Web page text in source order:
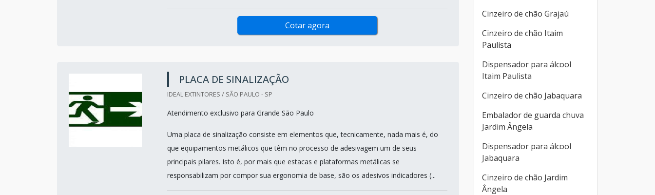
Cotar agora
PLACA DE SINALIZAÇÃO
IDEAL EXTINTORES / SÃO PAULO - SP
Atendimento exclusivo para Grande São Paulo
Uma placa de sinalização consiste em elementos que, tecnicamente, nada mais é, do
que equipamentos metálicos que têm no processo de adesivagem um de seus
principais pilares. Isto é, por mais que estacas e plataformas metálicas se
responsabilizam por compor sua ergonomia de base, são os adesivos indicadores (...
Cinzeiro de chão Grajaú
Cinzeiro de chão Itaim
Paulista
Dispensador para álcool
Itaim Paulista
Cinzeiro de chão Jabaquara
Embalador de guarda chuva
Jardim Ângela
Dispensador para álcool
Jabaquara
Cinzeiro de chão Jardim
Ângela